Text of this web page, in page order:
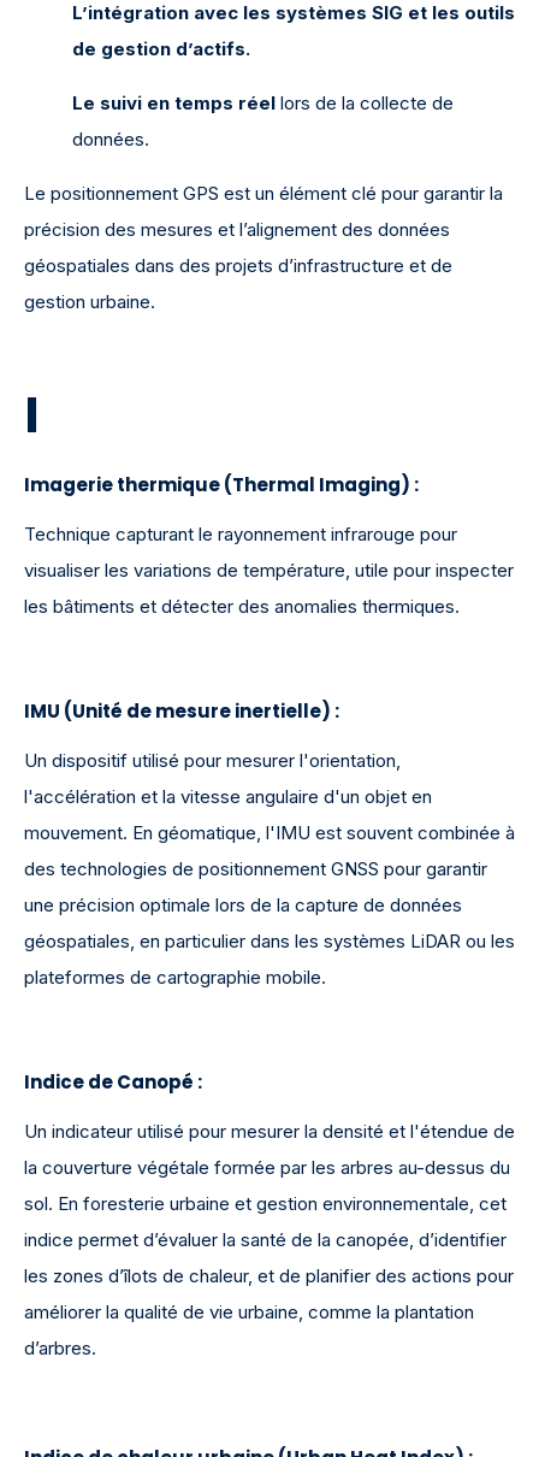
L’intégration avec les systèmes SIG et les outils
de gestion d’actifs.
Le suivi en temps réel lors de la collecte de
données.
Le positionnement GPS est un élément clé pour garantir la
précision des mesures et l’alignement des données
géospatiales dans des projets d’infrastructure et de
gestion urbaine.
I
Imagerie thermique (Thermal Imaging) :
Technique capturant le rayonnement infrarouge pour
visualiser les variations de température, utile pour inspecter
les bâtiments et détecter des anomalies thermiques.
IMU (Unité de mesure inertielle) :
Un dispositif utilisé pour mesurer l'orientation,
l'accélération et la vitesse angulaire d'un objet en
mouvement. En géomatique, l'IMU est souvent combinée à
des technologies de positionnement GNSS pour garantir
une précision optimale lors de la capture de données
géospatiales, en particulier dans les systèmes LiDAR ou les
plateformes de cartographie mobile.
Indice de Canopé :
Un indicateur utilisé pour mesurer la densité et l'étendue de
la couverture végétale formée par les arbres au-dessus du
sol. En foresterie urbaine et gestion environnementale, cet
indice permet d’évaluer la santé de la canopée, d’identifier
les zones d’îlots de chaleur, et de planifier des actions pour
améliorer la qualité de vie urbaine, comme la plantation
d’arbres.